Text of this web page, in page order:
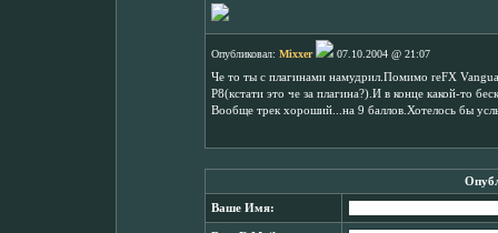
Опубликовал: Mixxer
07.10.2004 @ 21:07
Че то ты с плагинами намудрил.Помимо reFX
P8(кстати это че за плагина?).И в конце какой-то
Вообще трек хороший...на 9 баллов.Хотелось бы
Ваше Имя: